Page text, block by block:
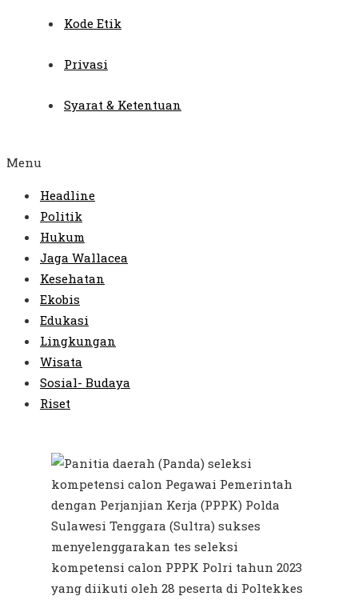
Kode Etik
Privasi
Syarat & Ketentuan
Menu
Headline
Politik
Hukum
Jaga Wallacea
Kesehatan
Ekobis
Edukasi
Lingkungan
Wisata
Sosial- Budaya
Riset